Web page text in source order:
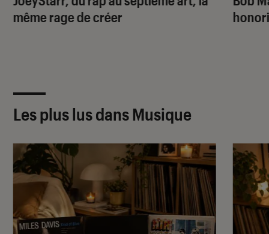
même rage de créer
Les plus lus dans Musique